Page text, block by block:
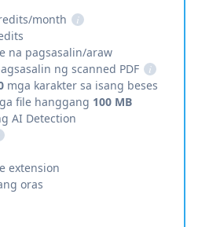
month
i
na pagsasalin/araw
ng scanned PDF
i
mga karakter sa isang beses
file hanggang 100 MB
AI Detection
extension
oras